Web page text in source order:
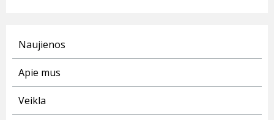
Naujienos
Apie mus
Veikla